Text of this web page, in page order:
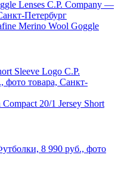
Merino Wool Goggle
20/1 Jersey Short